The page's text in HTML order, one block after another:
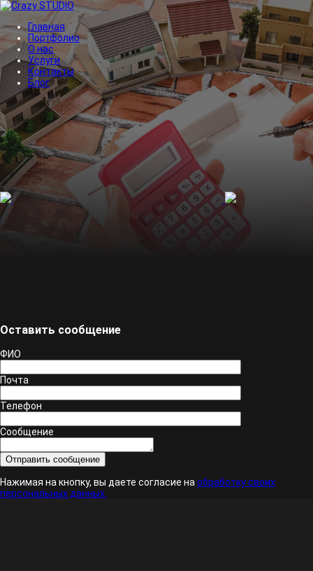
Главная
Портфолио
О нас
Услуги
Контакты
Блог
Оставить сообщение
ФИО
Почта
Телефон
Сообщение
Нажимая на кнопку, вы даете согласие на обработку своих
персональных данных.